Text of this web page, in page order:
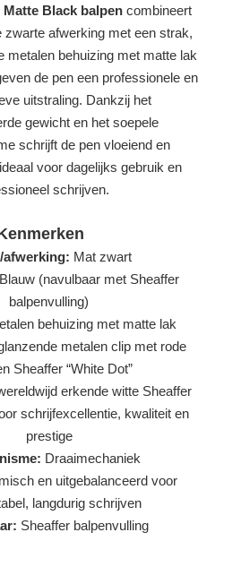
Matte Black balpencombineert
zwarte afwerking met een strak,
metalen behuizing met matte lak
de pen een professionele en
uitstraling. Dankzij het
gewicht en het soepele
schrijft de pen vloeiend en
voor dagelijks gebruik en
schrijven.
afwerking: Mat zwart
Blauw (navulbaar met Sheaffer
balpenvulling)
behuizing met matte lak
metalen clip met rode
Sheaffer “White Dot”
erkende witte Sheaffer
schrijfexcellentie, kwaliteit en
prestige
Draaimechaniek
en uitgebalanceerd voor
langdurig schrijven
Sheaffer balpenvulling